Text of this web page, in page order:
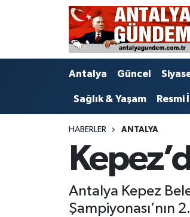
Antalya Güncel
Sağlık & Yaşam Resmi
HABERLER ANTALYA
Antalya Kepez
Şampiyonası’nın
Antalya
Bilim & Teknoloji
Ekonomi
Antalya Nöbetçi Eczaneler
Antalya Hava Durumu
Antalya Namaz Vakitleri
Süper Lig Puan Durumu ve Fikstür
Tüm Manşetler